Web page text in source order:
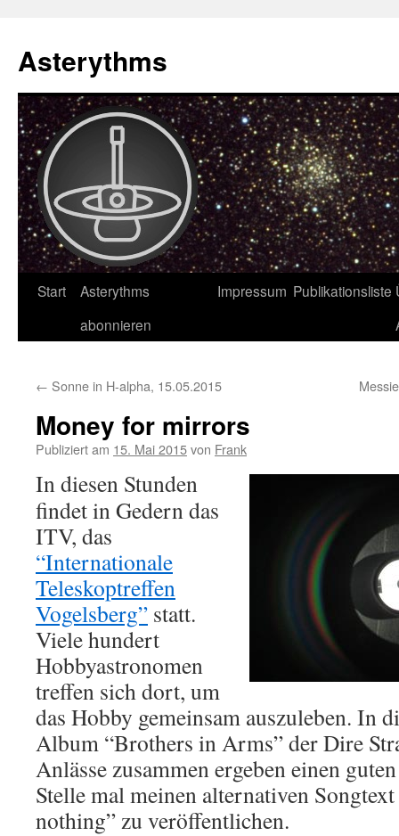
Asterythms
Zum
Start
Asterythms
abonnieren
Impressum Publikationsliste
← Sonne in H-alpha, 15.05.2015
Money for mirrors
Publiziert am 15. Mai 2015von Frank
In diesen Stunden
findet in Gedern das
ITV, das
“Internationale
Teleskoptreffen
Vogelsberg” statt.
Viele hundert
Hobbyastronomen
treffen sich dort, um
das Hobby gemeinsam auszuleben. In
Album “Brothers in Arms” der Dire
Anlässe zusammen ergeben einen
Stelle mal meinen alternativen
nothing” zu veröffentlichen.